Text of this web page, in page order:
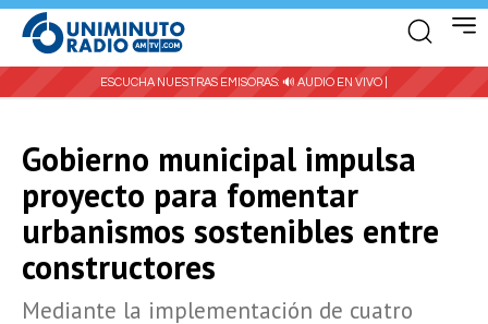
ESCUCHA NUESTRAS EMISORAS: 🔊 AUDIO EN VIVO |
Gobierno municipal impulsa
proyecto para fomentar
urbanismos sostenibles entre
constructores
Mediante la implementación de cuatro